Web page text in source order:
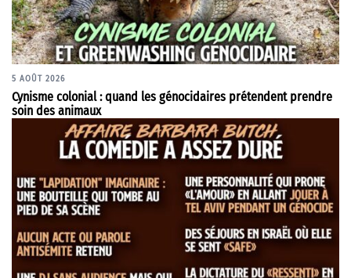
5 AOÛT 2026
Cynisme colonial : quand les génocidaires prétendent prendre
soin des animaux